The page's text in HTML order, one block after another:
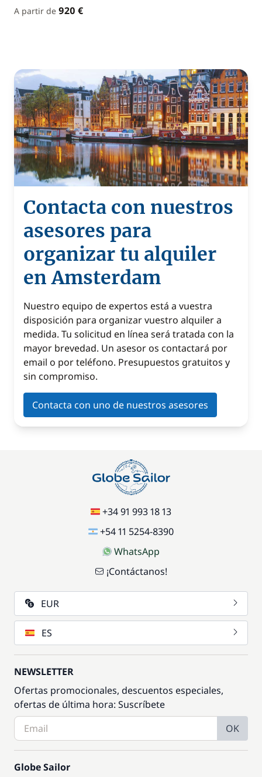
A partir de 920 €
Contacta con nuestros
asesores para
organizar tu alquiler
en Amsterdam
Nuestro equipo de expertos está a vuestra
disposición para organizar vuestro alquiler a
medida. Tu solicitud en línea será tratada con la
mayor brevedad. Un asesor os contactará por
email o por teléfono. Presupuestos gratuitos y
sin compromiso.
Contacta con uno de nuestros asesores
+34 91 993 18 13
+54 11 5254-8390
WhatsApp
¡Contáctanos!
EUR
ES
NEWSLETTER
Ofertas promocionales, descuentos especiales,
ofertas de última hora: Suscríbete
OK
Globe Sailor